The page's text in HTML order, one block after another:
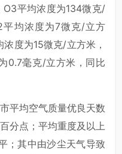
平均浓度为134微克/
平均浓度为7微克/立方
度为15微克/立方米，
0.7毫克/立方米，同比
平均空气质量优良天数
分点；平均重度及以上
；其中由沙尘天气导致